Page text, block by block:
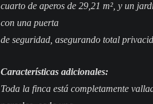
cuarto de aperos de 29,21 m², y un
con una puerta
de seguridad, asegurando total
Características adicionales:
Toda la finca está completamente